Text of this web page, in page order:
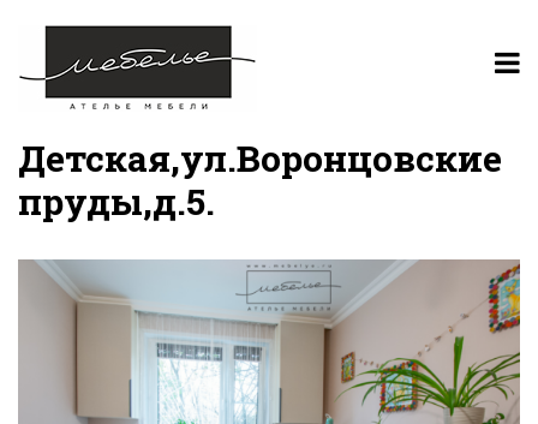
Детская,ул.Воронцовские
пруды,д.5.